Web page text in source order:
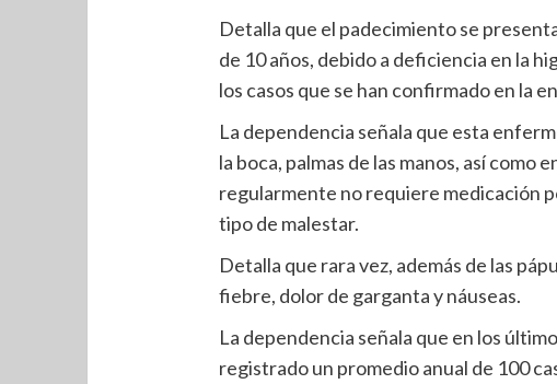
Detalla que el padecimiento se
de 10 años, debido a deficiencia en la
los casos que se han confirmado en la
La dependencia señala que esta
la boca, palmas de las manos, así como
regularmente no requiere medicación
tipo de malestar.
Detalla que rara vez, además de las
fiebre, dolor de garganta y náuseas.
La dependencia señala que en los
registrado un promedio anual de 100